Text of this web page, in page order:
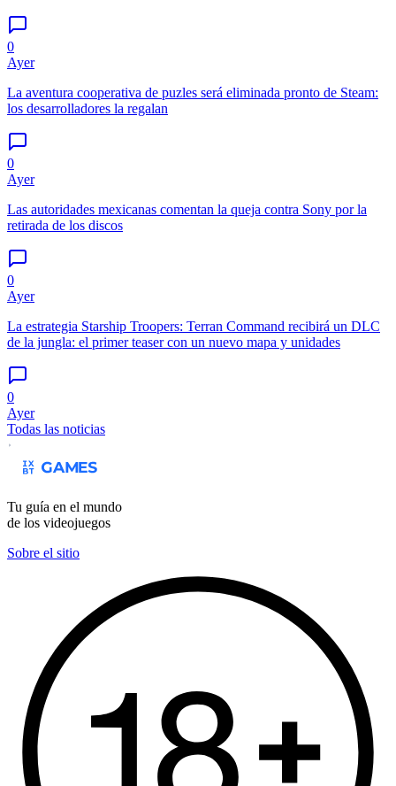
0
Ayer
La aventura cooperativa de puzles será eliminada pronto de Steam:
los desarrolladores la regalan
0
Ayer
Las autoridades mexicanas comentan la queja contra Sony por la
retirada de los discos
0
Ayer
La estrategia Starship Troopers: Terran Command recibirá un DLC
de la jungla: el primer teaser con un nuevo mapa y unidades
0
Ayer
Todas las noticias
Tu guía en el mundo
de los videojuegos
Sobre el sitio